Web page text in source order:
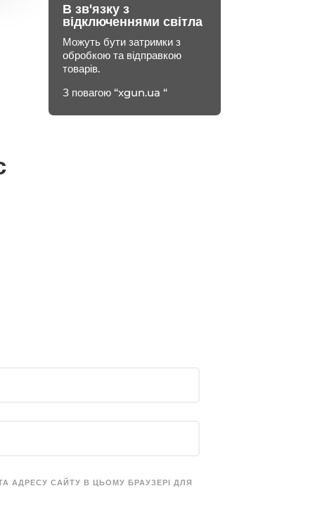
В зв'язку з
відключеннями світла
Можуть бути затримки з
обробкою та відправкою
товарів.
З повагою “xgun.ua “
АДРЕСУ САЙТУ В ЦЬОМУ БРАУЗЕРІ ДЛЯ